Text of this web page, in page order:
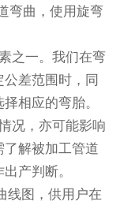
弯曲，使用旋弯
之一。我们在弯
差范围时，同
相应的弯胎。
况，亦可能影响
解被加工管道
产判断。
线图，供用户在